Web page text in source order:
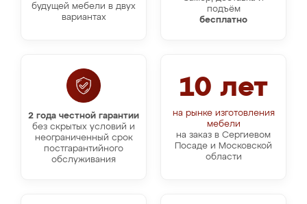
будущей мебели в двух
вариантах
подъём
бесплатно
10 лет
на рынке изготовления
мебели
на заказ в Сергиевом
Посаде и Московской
области
2 года честной гарантии
без скрытых условий и
неограниченный срок
постгарантийного
обслуживания